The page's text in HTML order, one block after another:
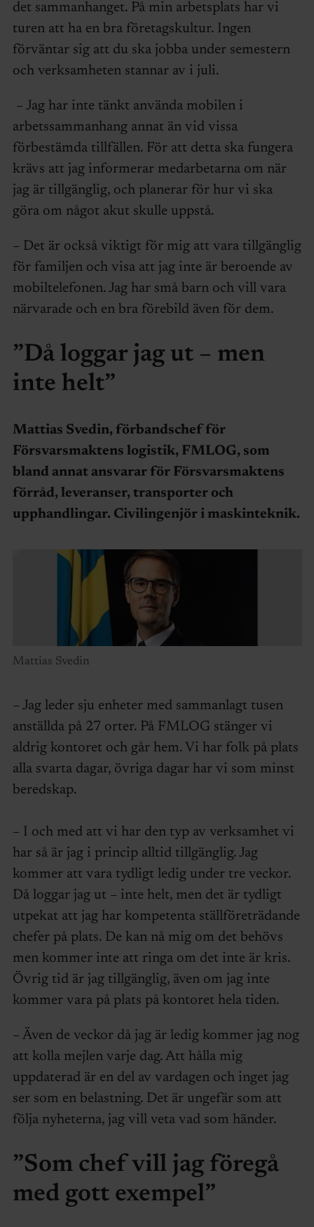
det sammanhanget. På min arbetsplats har vi
turen att ha en bra företagskultur. Ingen
förväntar sig att du ska jobba under semestern
och verksamheten stannar av i juli.
– Jag har inte tänkt använda mobilen i
arbetssammanhang annat än vid vissa
förbestämda tillfällen. För att detta ska fungera
krävs att jag informerar medarbetarna om när
jag är tillgänglig, och planerar för hur vi ska
göra om något akut skulle uppstå.
– Det är också viktigt för mig att vara tillgänglig
för familjen och visa att jag inte är beroende av
mobiltelefonen. Jag har små barn och vill vara
närvarade och en bra förebild även för dem.
”Då loggar jag ut – men
inte helt”
Mattias Svedin, förbandschef för
Försvarsmaktens logistik, FMLOG, som
bland annat ansvarar för Försvarsmaktens
förråd, leveranser, transporter och
upphandlingar. Civilingenjör i maskinteknik.
Mattias Svedin
– Jag leder sju enheter med sammanlagt tusen
anställda på 27 orter. På FMLOG stänger vi
aldrig kontoret och går hem. Vi har folk på plats
alla svarta dagar, övriga dagar har vi som minst
beredskap.
– I och med att vi har den typ av verksamhet vi
har så är jag i princip alltid tillgänglig. Jag
kommer att vara tydligt ledig under tre veckor.
Då loggar jag ut – inte helt, men det är tydligt
utpekat att jag har kompetenta ställföreträdande
chefer på plats. De kan nå mig om det behövs
men kommer inte att ringa om det inte är kris.
Övrig tid är jag tillgänglig, även om jag inte
kommer vara på plats på kontoret hela tiden.
– Även de veckor då jag är ledig kommer jag nog
att kolla mejlen varje dag. Att hålla mig
uppdaterad är en del av vardagen och inget jag
ser som en belastning. Det är ungefär som att
följa nyheterna, jag vill veta vad som händer.
”Som chef vill jag föregå
med gott exempel”